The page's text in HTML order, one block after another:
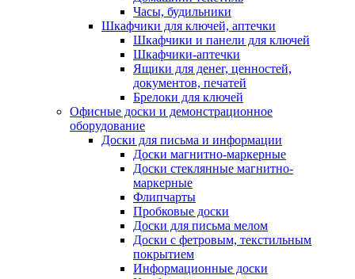
Часы, будильники
Шкафчики для ключей, аптечки
Шкафчики и панели для ключей
Шкафчики-аптечки
Ящики для денег, ценностей,
документов, печатей
Брелоки для ключей
Офисные доски и демонстрационное
оборудование
Доски для письма и информации
Доски магнитно-маркерные
Доски стеклянные магнитно-
маркерные
Флипчарты
Пробковые доски
Доски для письма мелом
Доски с фетровым, текстильным
покрытием
Информационные доски